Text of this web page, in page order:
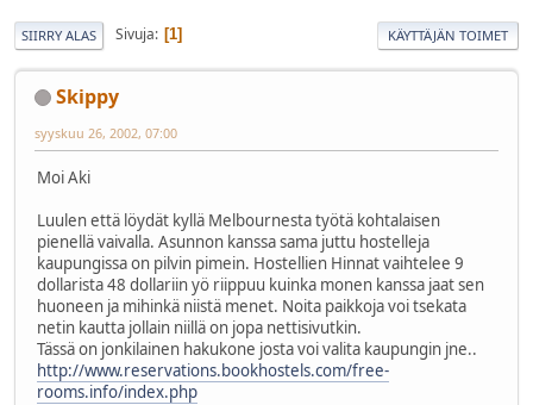
SIIRRY ALAS Sivuja 1 KÄYTTÄJÄN TOIMET
Skippy
syyskuu 26, 2002, 07:00
Moi Aki
Luulen että löydät kyllä Melbournesta työtä kohtalaisen
pienellä vaivalla. Asunnon kanssa sama juttu hostelleja
kaupungissa on pilvin pimein. Hostellien Hinnat vaihtelee 9
dollarista 48 dollariin yö riippuu kuinka monen kanssa jaat sen
huoneen ja mihinkä niistä menet. Noita paikkoja voi tsekata
netin kautta jollain niillä on jopa nettisivutkin.
Tässä on jonkilainen hakukone josta voi valita kaupungin jne..
http://www.reservations.bookhostels.com/free-
rooms.info/index.php